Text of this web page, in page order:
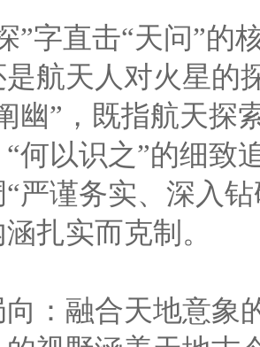
”字直击“天问”
航天人对火星的
幽”，既指航天探
“何以识之”的细致
“严谨务实、深入
扎实而克制。
向：融合天地意象